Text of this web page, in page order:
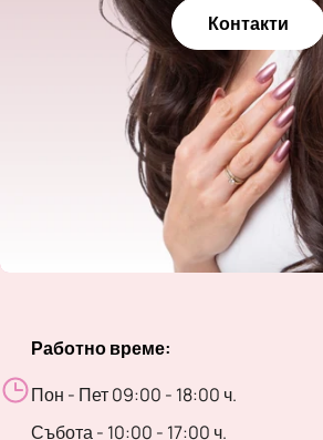
Контакти
Работно време:
Пон - Пет 09:00 - 18:00 ч.
Събота - 10:00 - 17:00 ч.